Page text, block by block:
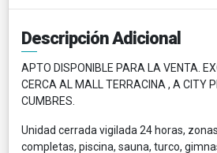
Descripción Adicional
APTO DISPONIBLE PARA LA VENTA.
CERCA AL MALL TERRACINA , A CITY
CUMBRES.
Unidad cerrada vigilada 24 horas,
completas, piscina, sauna, turco,